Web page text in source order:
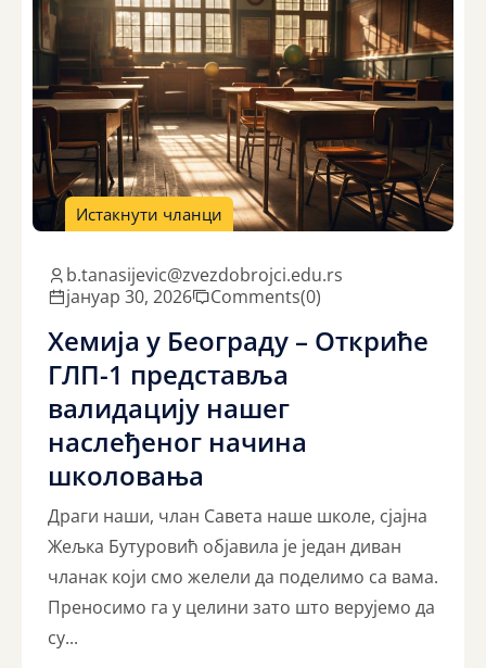
Истакнути чланци
b.tanasijevic@zvezdobrojci.edu.rs
јануар 30, 2026
Comments(0)
Хемија у Београду – Откриће
ГЛП-1 представља
валидацију нашег
наслеђеног начина
школовања
Драги наши, члан Савета наше школе, сјајна
Жељка Бутуровић објавила је један диван
чланак који смо желели да поделимо са вама.
Преносимо га у целини зато што верујемо да
су...